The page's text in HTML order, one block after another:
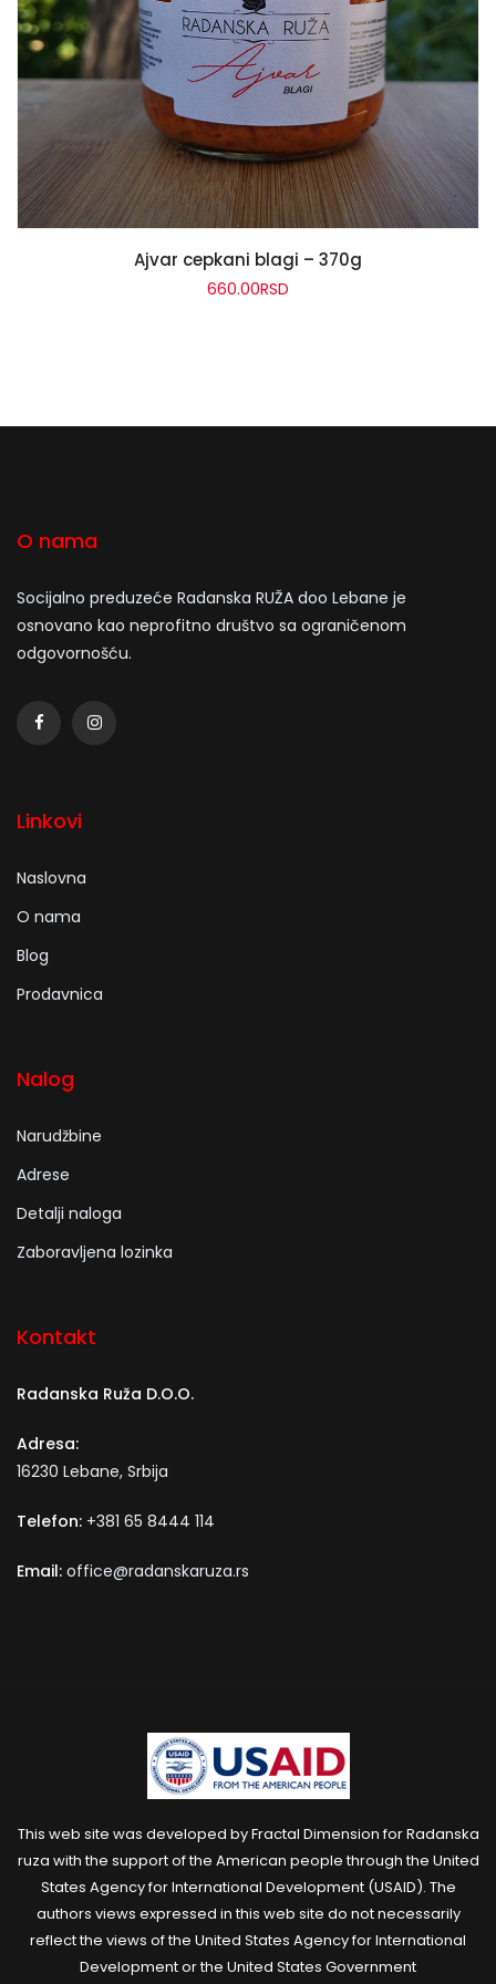
ADD TO CART
Ajvar cepkani blagi – 370g
660.00RSD
O nama
Socijalno preduzeće Radanska RUŽA doo Lebane je
osnovano kao neprofitno društvo sa ograničenom
odgovornošću.
Linkovi
Naslovna
O nama
Blog
Prodavnica
Nalog
Narudžbine
Adrese
Detalji naloga
Zaboravljena lozinka
Kontakt
Radanska Ruža D.O.O.
Adresa:
16230 Lebane, Srbija
Telefon: +381 65 8444 114
Email: office@radanskaruza.rs
This web site was developed by Fractal Dimension for Radanska
ruza with the support of the American people through the United
States Agency for International Development (USAID). The
authors views expressed in this web site do not necessarily
reflect the views of the United States Agency for International
Development or the United States Government